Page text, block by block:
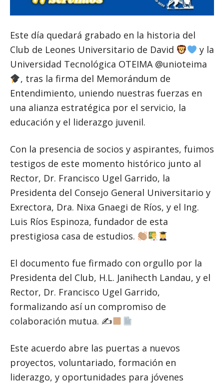
Este día quedará grabado en la historia del
Club de Leones Universitario de David
y la
Universidad Tecnológica OTEIMA @unioteima
, tras la firma del Memorándum de
Entendimiento, uniendo nuestras fuerzas en
una alianza estratégica por el servicio, la
educación y el liderazgo juvenil.
Con la presencia de socios y aspirantes, fuimos
testigos de este momento histórico junto al
Rector, Dr. Francisco Ugel Garrido, la
Presidenta del Consejo General Universitario y
Exrectora, Dra. Nixa Gnaegi de Ríos, y el Ing.
Luis Ríos Espinoza, fundador de esta
prestigiosa casa de estudios.
El documento fue firmado con orgullo por la
Presidenta del Club, H.L. Janihecth Landau, y el
Rector, Dr. Francisco Ugel Garrido,
formalizando así un compromiso de
colaboración mutua. ✍
Este acuerdo abre las puertas a nuevos
proyectos, voluntariado, formación en
liderazgo, y oportunidades para jóvenes